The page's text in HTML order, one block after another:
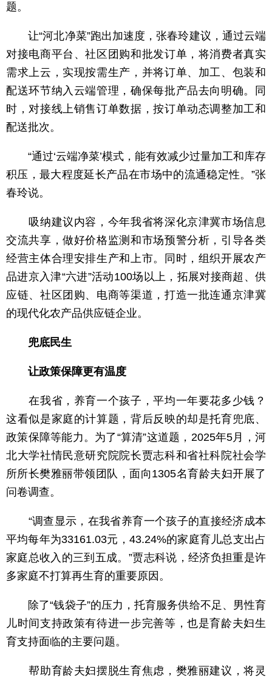
题。
让“河北净菜”跑出加速度，张春玲建议，通过云端
对接电商平台、社区团购和批发订单，将消费者真实
需求上云，实现按需生产，并将订单、加工、包装和
配送环节纳入云端管理，确保每批产品去向明确。同
时，对接线上销售订单数据，按订单动态调整加工和
配送批次。
“通过‘云端净菜’模式，能有效减少过量加工和库存
积压，最大程度延长产品在市场中的流通稳定性。”张
春玲说。
吸纳建议内容，今年我省将深化京津冀市场信息
交流共享，做好价格监测和市场预警分析，引导各类
经营主体合理安排生产和上市。同时，组织开展农产
品进京入津“六进”活动100场以上，拓展对接商超、供
应链、社区团购、电商等渠道，打造一批连通京津冀
的现代化农产品供应链企业。
兜底民生
让政策保障更有温度
在我省，养育一个孩子，平均一年要花多少钱？
这看似是家庭的计算题，背后反映的却是托育兜底、
政策保障等能力。为了“算清”这道题，2025年5月，河
北大学社情民意研究院院长贾志科和省社科院社会学
所所长樊雅丽带领团队，面向1305名育龄夫妇开展了
问卷调查。
“调查显示，在我省养育一个孩子的直接经济成本
平均每年为33161.03元，43.24%的家庭育儿总支出占
家庭总收入的三到五成。”贾志科说，经济负担重是许
多家庭不打算再生育的重要原因。
除了“钱袋子”的压力，托育服务供给不足、男性育
儿时间支持政策有待进一步完善等，也是育龄夫妇生
育支持面临的主要问题。
帮助育龄夫妇摆脱生育焦虑，樊雅丽建议，将灵